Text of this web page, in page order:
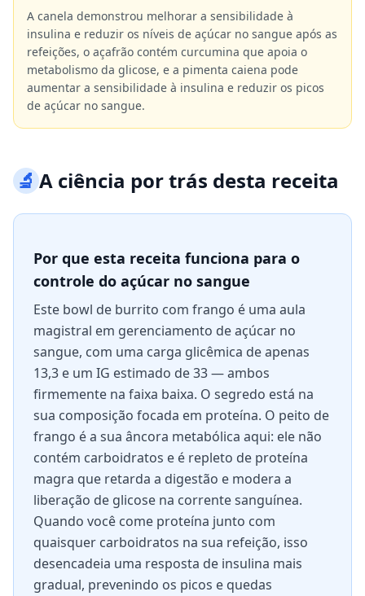
A canela demonstrou melhorar a sensibilidade à
insulina e reduzir os níveis de açúcar no sangue após as
refeições, o açafrão contém curcumina que apoia o
metabolismo da glicose, e a pimenta caiena pode
aumentar a sensibilidade à insulina e reduzir os picos
de açúcar no sangue.
🔬A ciência por trás desta receita
Por que esta receita funciona para o
controle do açúcar no sangue
Este bowl de burrito com frango é uma aula
magistral em gerenciamento de açúcar no
sangue, com uma carga glicêmica de apenas
13,3 e um IG estimado de 33 — ambos
firmemente na faixa baixa. O segredo está na
sua composição focada em proteína. O peito de
frango é a sua âncora metabólica aqui: ele não
contém carboidratos e é repleto de proteína
magra que retarda a digestão e modera a
liberação de glicose na corrente sanguínea.
Quando você come proteína junto com
quaisquer carboidratos na sua refeição, isso
desencadeia uma resposta de insulina mais
gradual, prevenindo os picos e quedas